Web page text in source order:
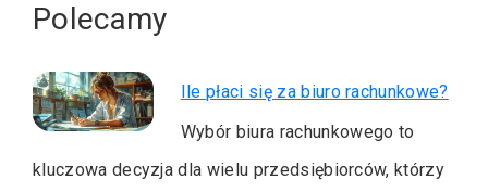
Polecamy
Ile płaci się za biuro rachunkowe?
Wybór biura rachunkowego to
kluczowa decyzja dla wielu przedsiębiorców, którzy